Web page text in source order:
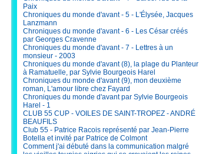
Paix
Chroniques du monde d'avant - 5 - L'Élysée, Jacques
Lanzmann
Chroniques du monde d'avant - 6 - Les César créés
par Georges Cravenne
Chroniques du monde d'avant - 7 - Lettres à un
monsieur - 2003
Chroniques du monde d'avant (8), la plage du Planteur
à Ramatuelle, par Sylvie Bourgeois Harel
Chroniques du monde d'avant (9), mon deuxième
roman, L'amour libre chez Fayard
Chroniques du monde d'avant par Sylvie Bourgeois
Harel - 1
CLUB 55 CUP - VOILES DE SAINT-TROPEZ - ANDRÉ
BEAUFILS
Club 55 - Patrice Racois représenté par Jean-Pierre
Botella et invité par Patrice de Colmont
Comment j'ai débuté dans la communication malgré